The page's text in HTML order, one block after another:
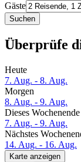
Gäste
Suchen
Überprüfe
Heute
7. Aug. - 8. Aug.
Morgen
8. Aug. - 9. Aug.
Dieses Wochenende
7. Aug. - 9. Aug.
Nächstes
14. Aug. - 16. Aug.
Karte anzeigen